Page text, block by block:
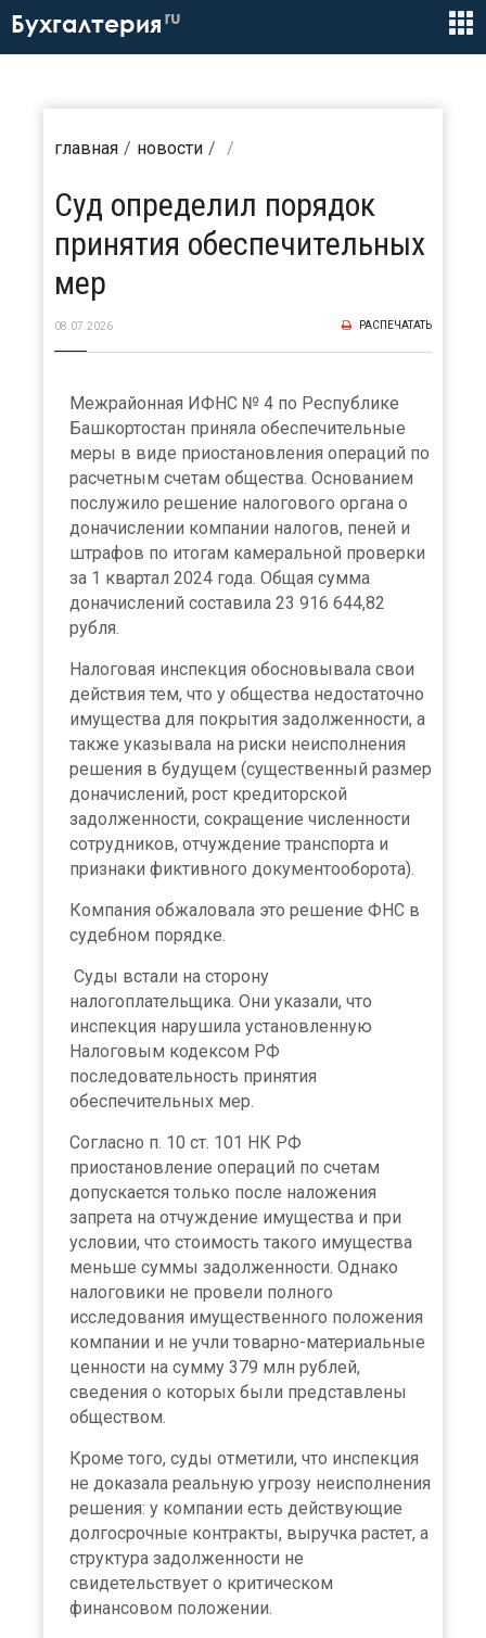
Бухгалтерия ru
главная новости
Суд определил порядок
принятия обеспечительных
мер
08.07.2026 РАСПЕЧАТАТЬ
Межрайонная ИФНС № 4 по Республике
Башкортостан приняла обеспечительные
меры в виде приостановления операций по
расчетным счетам общества. Основанием
послужило решение налогового органа о
доначислении компании налогов, пеней и
штрафов по итогам камеральной проверки
за 1 квартал 2024 года. Общая сумма
доначислений составила 23 916 644,82
рубля.
Налоговая инспекция обосновывала свои
действия тем, что у общества недостаточно
имущества для покрытия задолженности, а
также указывала на риски неисполнения
решения в будущем (существенный размер
доначислений, рост кредиторской
задолженности, сокращение численности
сотрудников, отчуждение транспорта и
признаки фиктивного документооборота).
Компания обжаловала это решение ФНС в
судебном порядке.
Суды встали на сторону
налогоплательщика. Они указали, что
инспекция нарушила установленную
Налоговым кодексом РФ
последовательность принятия
обеспечительных мер.
Согласно п. 10 ст. 101 НК РФ
приостановление операций по счетам
допускается только после наложения
запрета на отчуждение имущества и при
условии, что стоимость такого имущества
меньше суммы задолженности. Однако
налоговики не провели полного
исследования имущественного положения
компании и не учли товарно-материальные
ценности на сумму 379 млн рублей,
сведения о которых были представлены
обществом.
Кроме того, суды отметили, что инспекция
не доказала реальную угрозу неисполнения
решения: у компании есть действующие
долгосрочные контракты, выручка растет, а
структура задолженности не
свидетельствует о критическом
финансовом положении.